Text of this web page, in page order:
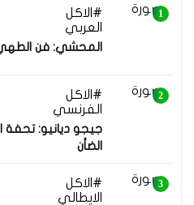
الاكل
العربي
المحشي: فن الطهي
الاكل
الفرنسي
جيجو ديانيو:
الضأن
الاكل
الايطالي